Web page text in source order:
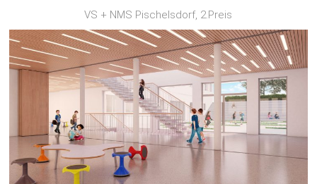
VS + NMS Pischelsdorf, 2.Preis